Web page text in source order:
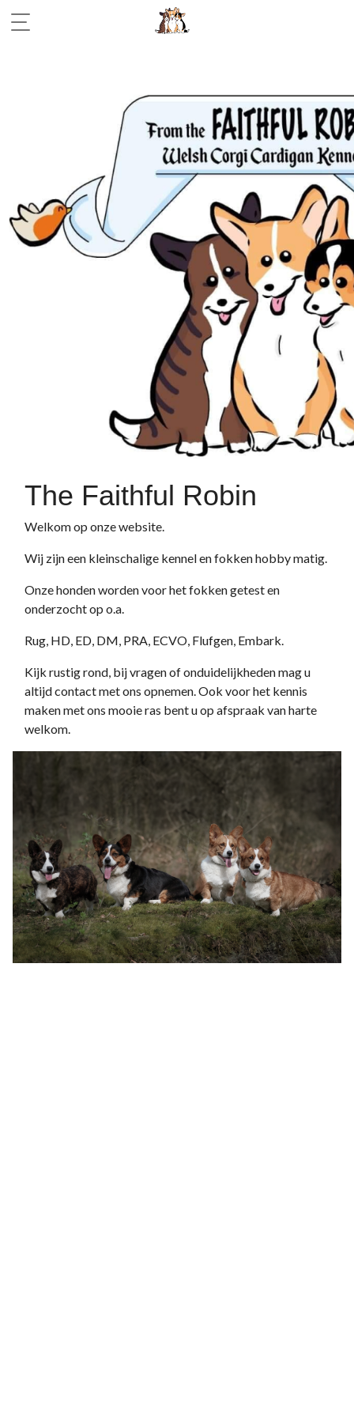
The Faithful Robin
Welkom op onze website.
Wij zijn een kleinschalige kennel en fokken hobby matig.
Onze honden worden voor het fokken getest en
onderzocht op o.a.
Rug, HD, ED, DM, PRA, ECVO, Flufgen, Embark.
Kijk rustig rond, bij vragen of onduidelijkheden mag u
altijd contact met ons opnemen. Ook voor het kennis
maken met ons mooie ras bent u op afspraak van harte
welkom.